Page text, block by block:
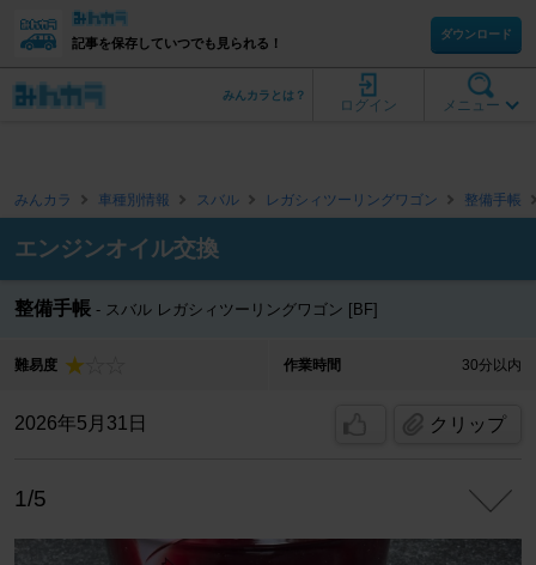
記事を保存していつでも見られる！
ダウンロード
メニュー
ログイン
みんカラとは？
みんカラ 車種別情報 スバル レガシィツーリングワゴン 整備手帳
エンジンオイル交換
整備手帳 スバル レガシィツーリングワゴン [BF]
難易度 作業時間 30分以内
2026年5月31日 クリップ
1/5